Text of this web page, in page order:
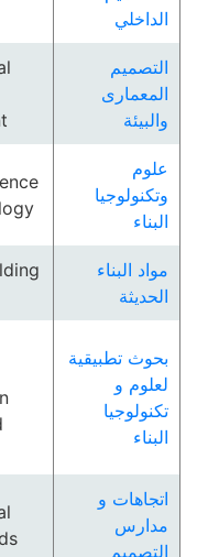
الداخلي
التصميم
المعمارى
والبيئة
علوم
وتكنولوجيا
البناء
مواد البناء
الحديثة
بحوث تطبيقية
لعلوم و
تكنولوجيا
البناء
اتجاهات و
مدارس
التصميم